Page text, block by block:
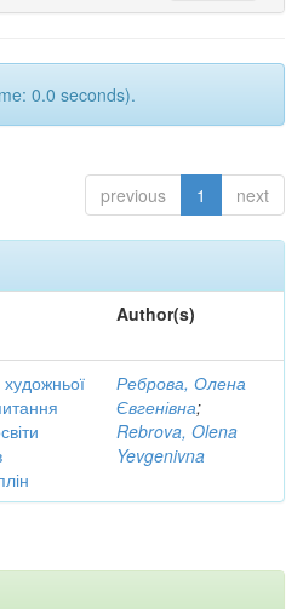
0.0 seconds).
previous 1 next
Author(s)
художньої
Реброва, Олена
Євгенівна;
Rebrova, Olena
Yevgenivna